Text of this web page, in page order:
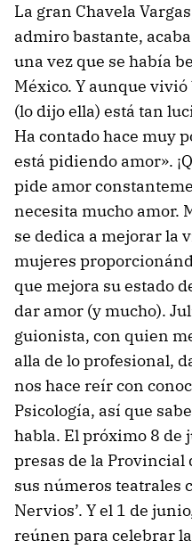
La gran Chavela
admiro bastante,
una vez que se había
México. Y aunque
(lo dijo ella) está tan
Ha contado hace muy
está pidiendo amor».
pide amor
necesita mucho amor.
se dedica a mejorar la
mujeres
que mejora su estado
dar amor (y mucho).
guionista, con quien
alla de lo profesional,
nos hace reír con
Psicología, así que
habla. El próximo 8 de
presas de la Provincial
sus números teatrales
Nervios’. Y el 1 de
reúnen para celebrar